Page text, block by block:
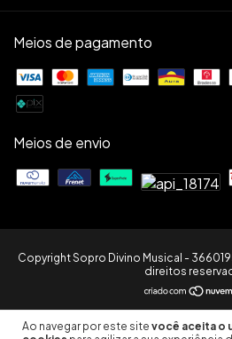
Ao navegar por este site você aceita o
Meios de pagamento
Meios de envio
Copyright Sopro Divino Musical -
direitos